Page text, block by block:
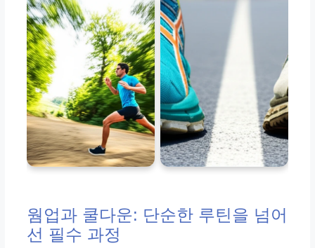
웜업과 쿨다운: 단순한 루틴을 넘어
선 필수 과정